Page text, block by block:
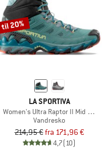
til 20%
LA SPORTIVA
Women's Ultra Raptor II Mid Leather
Vandresko
214,95 €fra 171,96 €
4,7(10)